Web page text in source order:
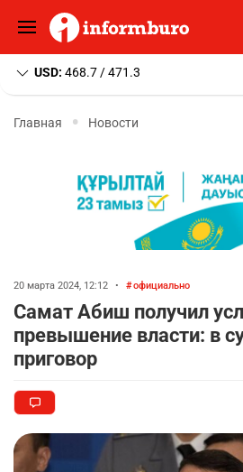
USD: 468.7 / 471.3
Главная Новости
20 марта 2024, 12:12 • официально
Самат Абиш получил
превышение власти: в
приговор